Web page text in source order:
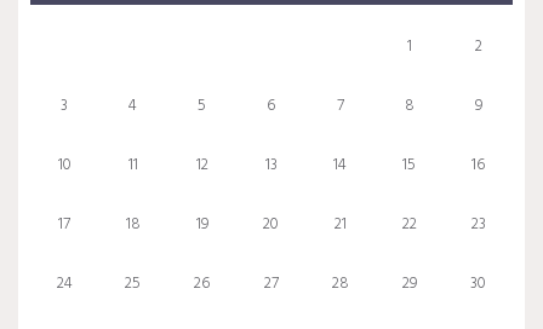
1 2
3 4 5 6 7 8 9
10 11 12 13 14 15 16
17 18 19 20 21 22 23
24 25 26 27 28 29 30